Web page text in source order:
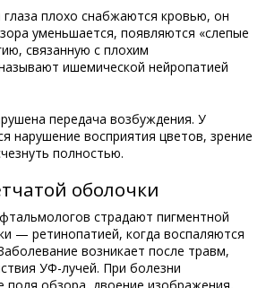
глаза плохо снабжаются кровью, он
уменьшается, появляются «слепые
связанную с плохим
ишемической нейропатией
передача возбуждения. У
нарушение восприятия цветов, зрение
полностью.
оболочки
страдают пигментной
— ретинопатией, когда воспаляются
возникает после травм,
УФ-лучей. При болезни